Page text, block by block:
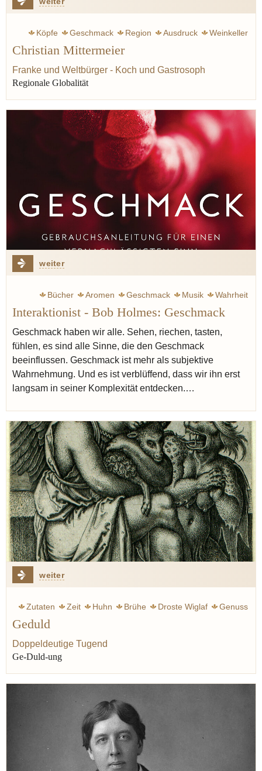
Köpfe Geschmack Region Ausdruck Weinkeller
Christian Mittermeier
Franke und Weltbürger - Koch und Gastrosoph
Regionale Globalität
weiter
Bücher Aromen Geschmack Musik
Wahrheit
Moderne
Mundgefühl
Interaktionist - Bob Holmes: Geschmack
Geschmack haben wir alle. Sehen, riechen, tasten,
fühlen, es sind alle Sinne, die den Geschmack
beeinflussen. Geschmack ist mehr als subjektive
Wahrnehmung. Und es ist verblüffend, dass wir ihn erst
langsam in seiner Komplexität entdecken.…
weiter
Zutaten Zeit Huhn Brühe Droste Wiglaf
Genuss
Geduld
Doppeldeutige Tugend
Ge-Duld-ung